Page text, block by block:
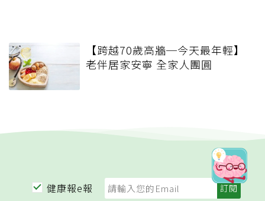
【跨越70歲高牆─今天最年輕】
老伴居家安寧 全家人團圓
健康報e報